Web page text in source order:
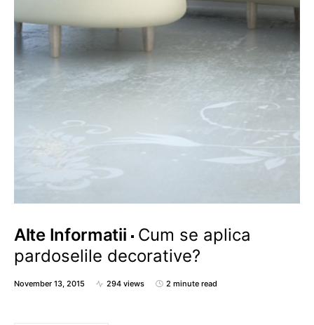
Alte Informatii
Cum se aplica
pardoselile decorative?
November 13, 2015 294 views 2 minute read